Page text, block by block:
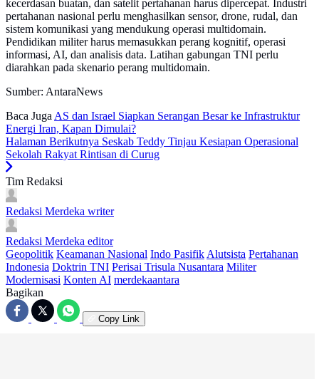
kecerdasan buatan, dan satelit pertahanan harus dipercepat. Industri
pertahanan nasional perlu menghasilkan sensor, drone, rudal, dan
sistem komunikasi yang mendukung operasi multidomain.
Pendidikan militer harus memasukkan perang kognitif, operasi
informasi, AI, dan analisis data. Latihan gabungan TNI perlu
diarahkan pada skenario perang multidomain.
Sumber: AntaraNews
Baca Juga AS dan Israel Siapkan Serangan Besar ke Infrastruktur
Energi Iran, Kapan Dimulai?
Halaman Berikutnya Seskab Teddy Tinjau Kesiapan Operasional
Sekolah Rakyat Rintisan di Curug
Tim Redaksi
Redaksi Merdeka writer
Redaksi Merdeka editor
Geopolitik Keamanan Nasional Indo Pasifik Alutsista Pertahanan
Indonesia Doktrin TNI Perisai Trisula Nusantara Militer
Modernisasi Konten AI merdekaantara
Bagikan
Copy Link